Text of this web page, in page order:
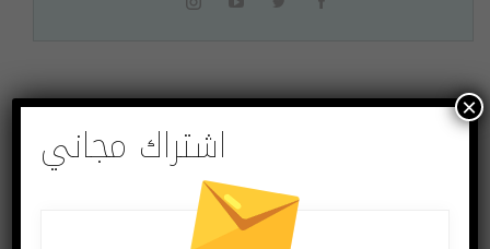
البوست السابق البوست القادم
الإعلان عن لابتوب
Pixelbook GO بنظام
منخفض من غوغل
اشتراك مجاني
×